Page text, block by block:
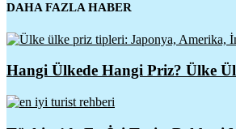
DAHA FAZLA HABER
Hangi Ülkede Hangi Priz? Ülke